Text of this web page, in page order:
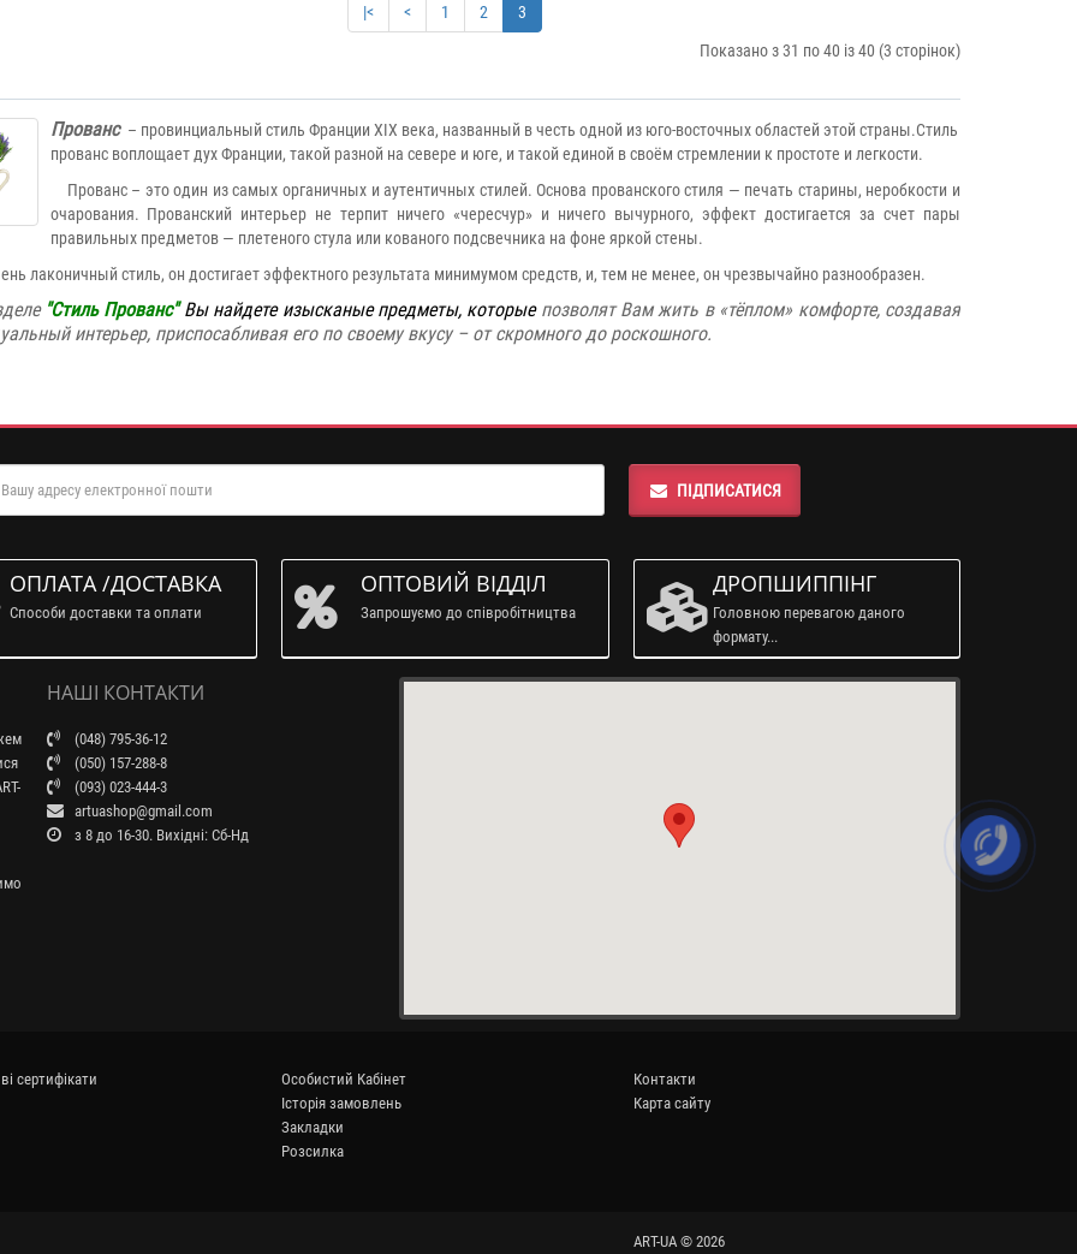
|< < 1 2
3
Показано з 31 по 40 із 40 (3 сторінок)
Прованс – провинциальный стиль Франции XIX века, названный в честь одной из юго-восточных областей этой страны.Стиль
прованс воплощает дух Франции, такой разной на севере и юге, и такой единой в своём стремлении к простоте и легкости.
Прованс – это один из самых органичных и аутентичных стилей. Основа прованского стиля — печать старины, неробкости и
очарования. Прованский интерьер не терпит ничего «чересчур» и ничего вычурного, эффект достигается за счет пары
правильных предметов — плетеного стула или кованого подсвечника на фоне яркой стены.
лаконичный стиль, он достигает эффектного результата минимумом средств, и, тем не менее, он чрезвычайно разнообразен.
"Стиль Прованс"Вы найдете изысканые предметы, которые позволят Вам жить в «тёплом» комфорте, создавая
интерьер, приспосабливая его по своему вкусу – от скромного до роскошного.
ПІДПИСАТИСЯ
ОПЛАТА /ДОСТАВКА
Способи доставки та оплати
ОПТОВИЙ ВІДДІЛ
Запрошуємо до співробітництва
ДРОПШИППІНГ
Головною перевагою даного
формату...
НАШІ КОНТАКТИ
(048) 795-36-12
(050) 157-288-8
(093) 023-444-3
artuashop@gmail.com
з 8 до 16-30. Вихідні: Сб-Нд
сертифікати
Особистий Кабінет
Історія замовлень
Закладки
Розсилка
Контакти
Карта сайту
ART-UA © 2026